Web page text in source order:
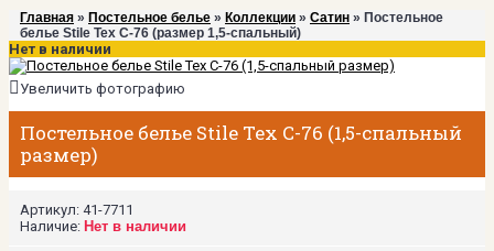
Главная » Постельное белье » Коллекции » Сатин » Постельное
белье Stile Tex C-76 (размер 1,5-спальный)
Нет в наличии
Увеличить фотографию
Постельное белье Stile Tex C-76 (1,5-спальный
размер)
Артикул: 41-7711
Наличие: Нет в наличии